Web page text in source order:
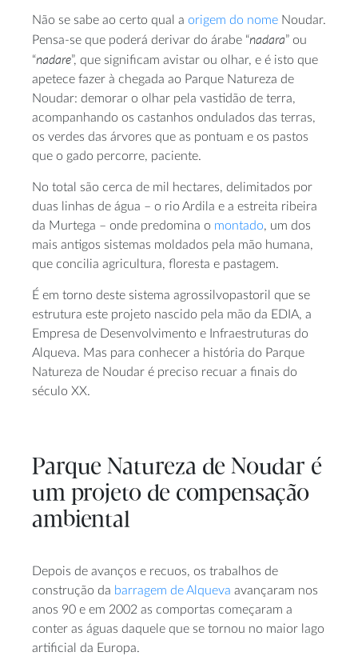
Não se sabe ao certo qual a origem do nome Noudar.
Pensa-se que poderá derivar do árabe “nadara” ou
“nadare”, que significam avistar ou olhar, e é isto que
apetece fazer à chegada ao Parque Natureza de
Noudar: demorar o olhar pela vastidão de terra,
acompanhando os castanhos ondulados das terras,
os verdes das árvores que as pontuam e os pastos
que o gado percorre, paciente.
No total são cerca de mil hectares, delimitados por
duas linhas de água – o rio Ardila e a estreita ribeira
da Murtega – onde predomina o montado, um dos
mais antigos sistemas moldados pela mão humana,
que concilia agricultura, floresta e pastagem.
É em torno deste sistema agrossilvopastoril que se
estrutura este projeto nascido pela mão da EDIA, a
Empresa de Desenvolvimento e Infraestruturas do
Alqueva. Mas para conhecer a história do Parque
Natureza de Noudar é preciso recuar a finais do
século XX.
Parque Natureza de Noudar é
um projeto de compensação
ambiental
Depois de avanços e recuos, os trabalhos de
construção da barragem de Alqueva avançaram nos
anos 90 e em 2002 as comportas começaram a
conter as águas daquele que se tornou no maior lago
artificial da Europa.